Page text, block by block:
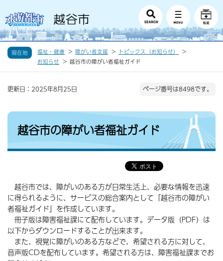
現在地 福祉・健康 障がい者支援
トピックス（お知らせ）
お知らせ
越谷市の障がい者福祉ガイド
更新日：2025年8月25日 ページ番号は8498です。
越谷市の障がい者福祉ガイド
越谷市では、障がいのある方が日常生活上、必要な情報を迅速
に得られるように、サービスの総合案内として「越谷市の障がい
者福祉ガイド」を作成しています。
冊子版は障害福祉課にて配布しています。データ版（PDF）は
以下からダウンロードすることが出来ます。
また、視覚に障がいのある方などで、希望される方に対して、
音声版CDを配布しています。希望される方は、障害福祉課までお